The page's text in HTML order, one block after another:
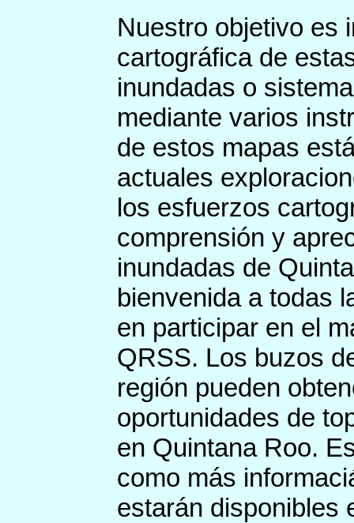
Nuestro objetivo es
cartográfica de
inundadas o
mediante varios
de estos mapas
actuales
los esfuerzos
comprensión y
inundadas de
bienvenida a todas
en participar en el
QRSS. Los buzos
región pueden
oportunidades de
en Quintana Roo.
como más
estarán disponibles